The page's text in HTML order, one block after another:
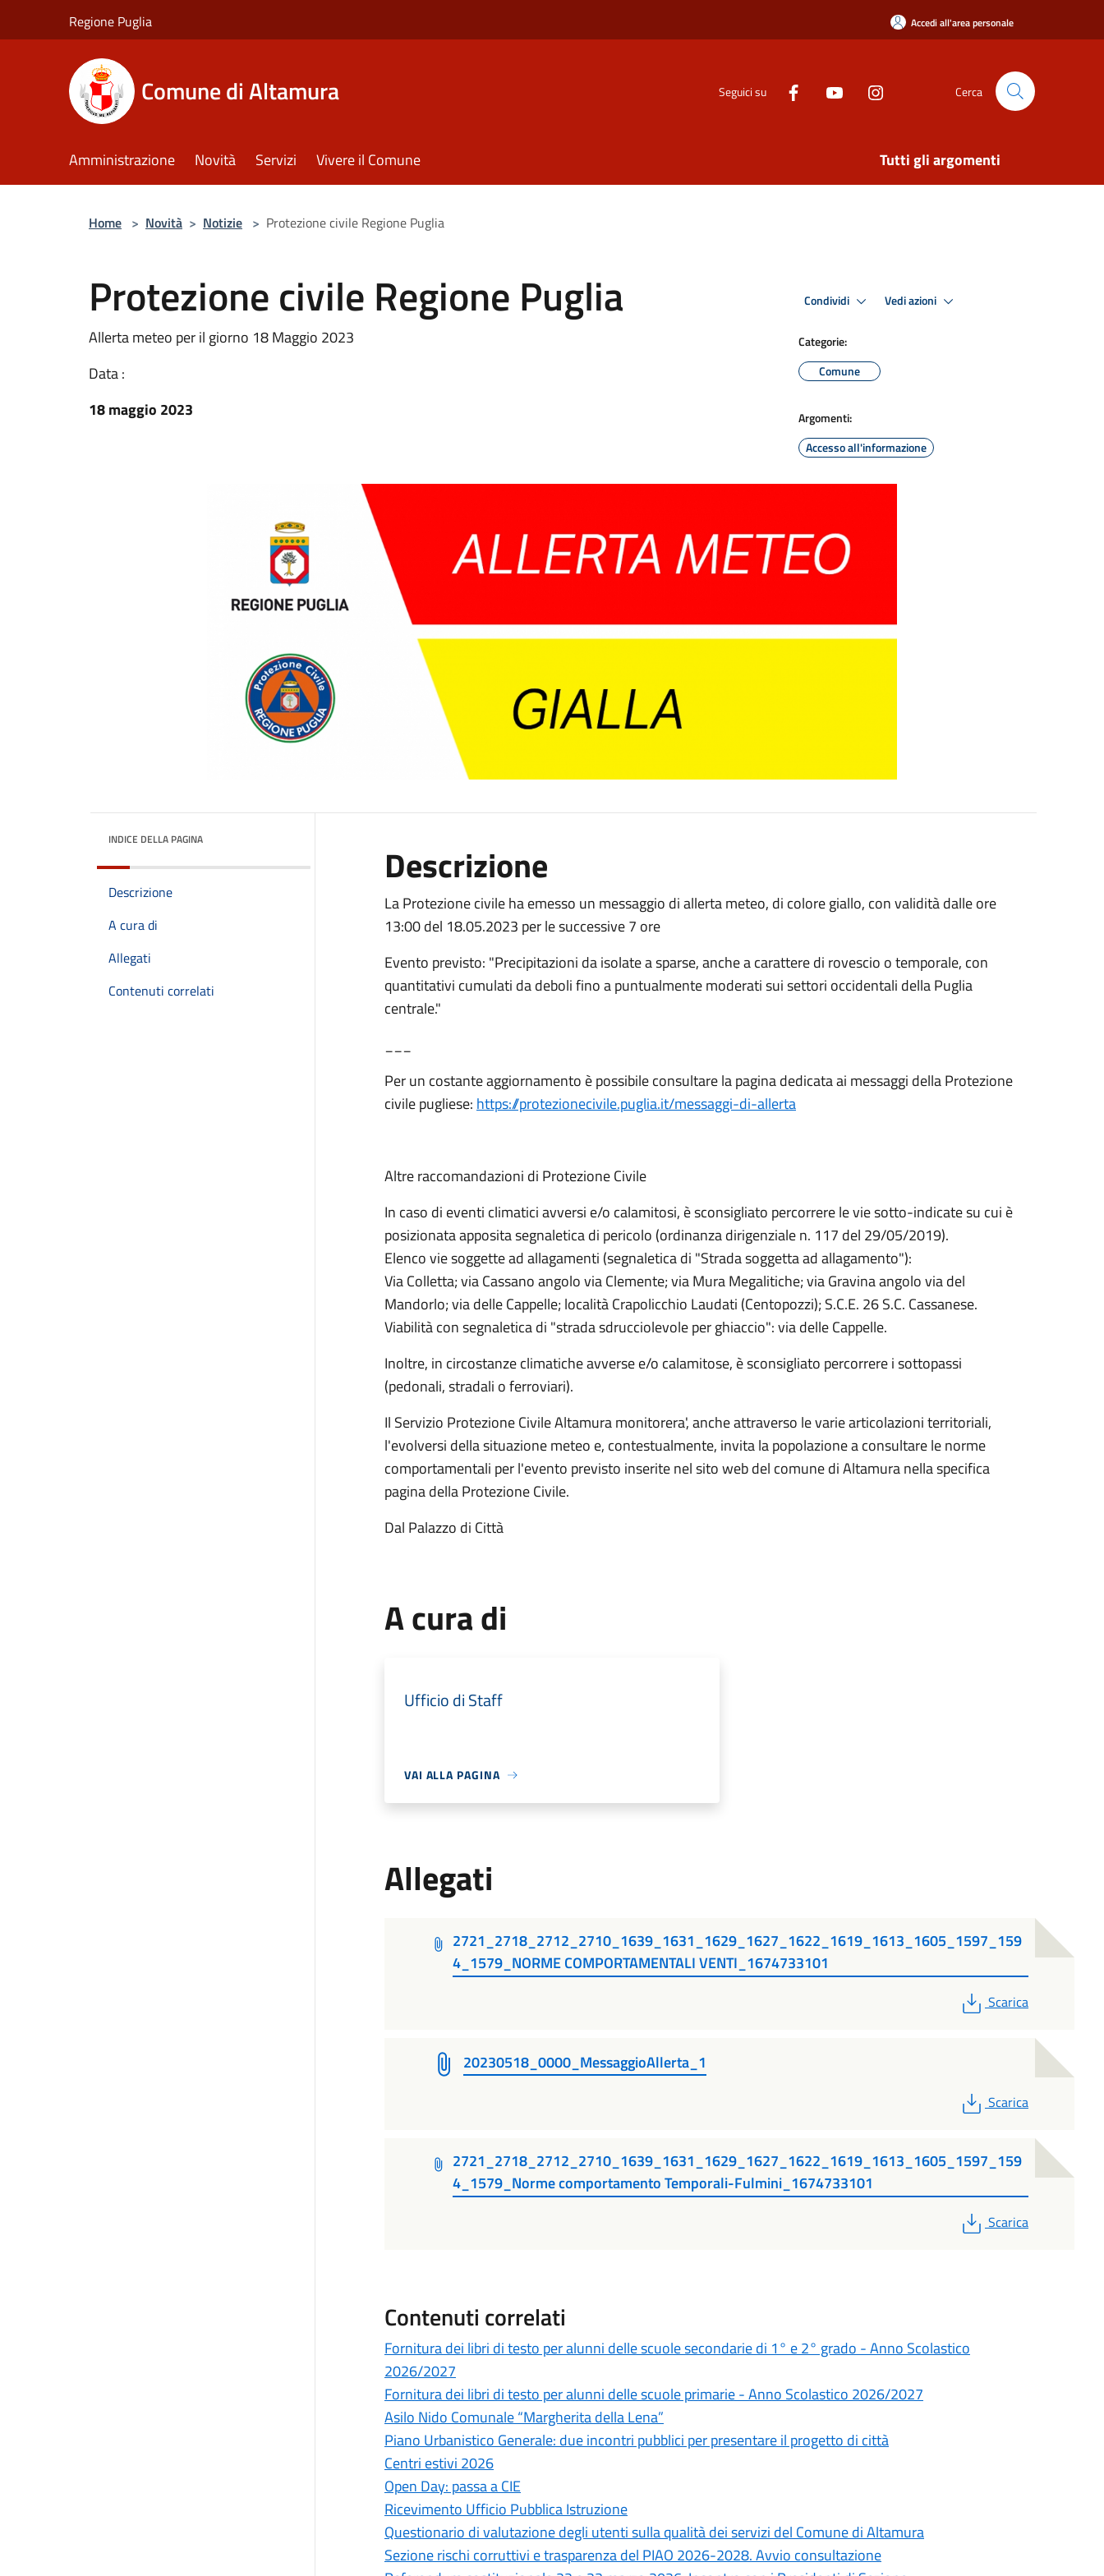
Regione Puglia Accedi all'area personale
Comune di Altamura Seguici su Cerca
Amministrazione Novità Servizi Vivere il Comune Tutti gli argomenti
Home > Novità > Notizie > Protezione civile Regione Puglia
Protezione civile Regione Puglia
Allerta meteo per il giorno 18 Maggio 2023
Data :
18 maggio 2023
Condividi Vedi azioni
Categorie:
Comune
Argomenti:
Accesso all'informazione
INDICE DELLA PAGINA
Descrizione
A cura di
Allegati
Contenuti correlati
Descrizione
La Protezione civile ha emesso un messaggio di allerta meteo, di colore giallo, con validità dalle ore
13:00 del 18.05.2023 per le successive 7 ore
Evento previsto: "Precipitazioni da isolate a sparse, anche a carattere di rovescio o temporale, con
quantitativi cumulati da deboli fino a puntualmente moderati sui settori occidentali della Puglia
centrale."
Per un costante aggiornamento è possibile consultare la pagina dedicata ai messaggi della Protezione
civile pugliese: https://protezionecivile.puglia.it/messaggi-di-allerta
Altre raccomandazioni di Protezione Civile
In caso di eventi climatici avversi e/o calamitosi, è sconsigliato percorrere le vie sotto-indicate su cui è
posizionata apposita segnaletica di pericolo (ordinanza dirigenziale n. 117 del 29/05/2019).
Elenco vie soggette ad allagamenti (segnaletica di "Strada soggetta ad allagamento"):
Via Colletta; via Cassano angolo via Clemente; via Mura Megalitiche; via Gravina angolo via del
Mandorlo; via delle Cappelle; località Crapolicchio Laudati (Centopozzi); S.C.E. 26 S.C. Cassanese.
Viabilità con segnaletica di "strada sdrucciolevole per ghiaccio": via delle Cappelle.
Inoltre, in circostanze climatiche avverse e/o calamitose, è sconsigliato percorrere i sottopassi
(pedonali, stradali o ferroviari).
Il Servizio Protezione Civile Altamura monitorera', anche attraverso le varie articolazioni territoriali,
l'evolversi della situazione meteo e, contestualmente, invita la popolazione a consultare le norme
comportamentali per l'evento previsto inserite nel sito web del comune di Altamura nella specifica
pagina della Protezione Civile.
Dal Palazzo di Città
A cura di
Ufficio di Staff
VAI ALLA PAGINA
Allegati
2721_2718_2712_2710_1639_1631_1629_1627_1622_1619_1613_1605_1597_159
4_1579_NORME COMPORTAMENTALI VENTI_1674733101
PDF
Scarica
20230518_0000_MessaggioAllerta_1
PDF
Scarica
2721_2718_2712_2710_1639_1631_1629_1627_1622_1619_1613_1605_1597_159
4_1579_Norme comportamento Temporali-Fulmini_1674733101
PDF
Scarica
Contenuti correlati
Fornitura dei libri di testo per alunni delle scuole secondarie di 1° e 2° grado - Anno Scolastico
2026/2027
Fornitura dei libri di testo per alunni delle scuole primarie - Anno Scolastico 2026/2027
Asilo Nido Comunale “Margherita della Lena”
Piano Urbanistico Generale: due incontri pubblici per presentare il progetto di città
Centri estivi 2026
Open Day: passa a CIE
Ricevimento Ufficio Pubblica Istruzione
Questionario di valutazione degli utenti sulla qualità dei servizi del Comune di Altamura
Sezione rischi corruttivi e trasparenza del PIAO 2026-2028. Avvio consultazione